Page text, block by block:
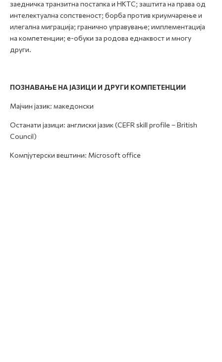
заедничка транзитна постапка и НКТС; заштита на права од
интелектуална сопственост; борба против криумчарење и
илегална миграција; гранично управување; имплементација
на компетенции; е-обуки за родова еднаквост и многу
други.
ПОЗНАВАЊЕ НА ЈАЗИЦИ И ДРУГИ КОМПЕТЕНЦИИ
Мајчин јазик: македонски
Останати јазици: англиски јазик (CEFR skill profile – British
Council)
Компјутерски вештини: Microsoft office